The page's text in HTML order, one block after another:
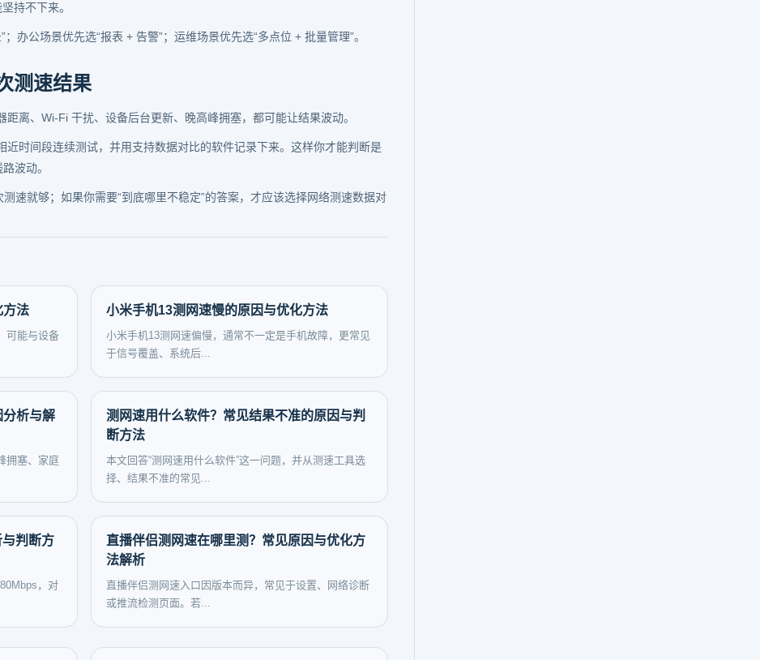
持不下来。
办公场景优先选“报表 + 告警”；运维场景优先选“多点位 + 批量管理”。
测速结果
离、Wi-Fi 干扰、设备后台更新、晚高峰拥塞，都可能让结果波动。
近时间段连续测试，并用支持数据对比的软件记录下来。这样你才能判断是
波动。
速就够；如果你需要“到底哪里不稳定”的答案，才应该选择网络测速数据对
方法
可能与设备
小米手机13测网速慢的原因与优化方法
小米手机13测网速偏慢，通常不一定是手机故障，更常见
于信号覆盖、系统后...
分析与解
拥塞、家庭
测网速用什么软件？常见结果不准的原因与判
断方法
本文回答“测网速用什么软件”这一问题，并从测速工具选
择、结果不准的常见...
判断方
，对
直播伴侣测网速在哪里测？常见原因与优化方
法解析
直播伴侣测网速入口因版本而异，常见于设置、网络诊断
或推流检测页面。若...